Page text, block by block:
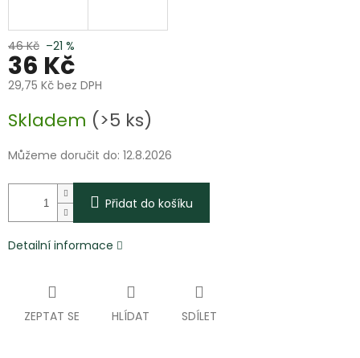
46 Kč –21 %
36 Kč
29,75 Kč bez DPH
cena:
Skladem (>5 ks)
Můžeme doručit do: 12.8.2026
Přidat do košíku
Detailní informace
ZEPTAT SE HLÍDAT SDÍLET